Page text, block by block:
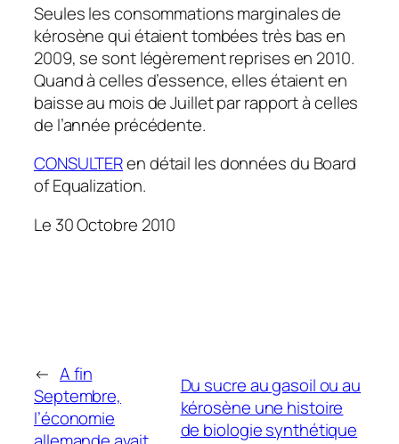
Seules les consommations marginales de
kérosène qui étaient tombées très bas en
2009, se sont légèrement reprises en 2010.
Quand à celles d’essence, elles étaient en
baisse au mois de Juillet par rapport à celles
de l’année précédente.
CONSULTERen détail les données du Board
of Equalization.
Le 30 Octobre 2010
← A fin
Septembre,
l’économie
Du sucre au gasoil ou au
kérosène une histoire
de biologie synthétique